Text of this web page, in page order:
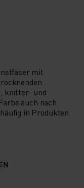
mit
knitter- und
auch nach
in Produkten